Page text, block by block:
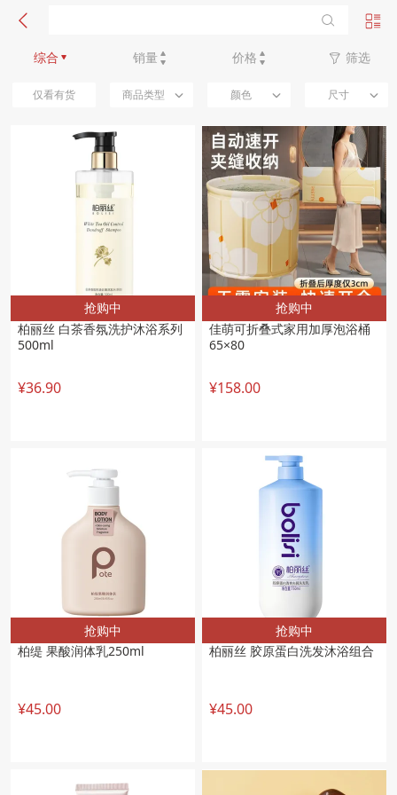
综合 销量 价格 筛选
新品优先
仅看有货 商品类型 颜色 尺寸
抢购中
柏丽丝 白茶香氛洗护沐浴系列
500ml
¥36.90
抢购中
佳萌可折叠式家用加厚泡浴桶
65×80
¥158.00
抢购中
柏缇 果酸润体乳250ml
¥45.00
抢购中
柏丽丝 胶原蛋白洗发沐浴组合
¥45.00